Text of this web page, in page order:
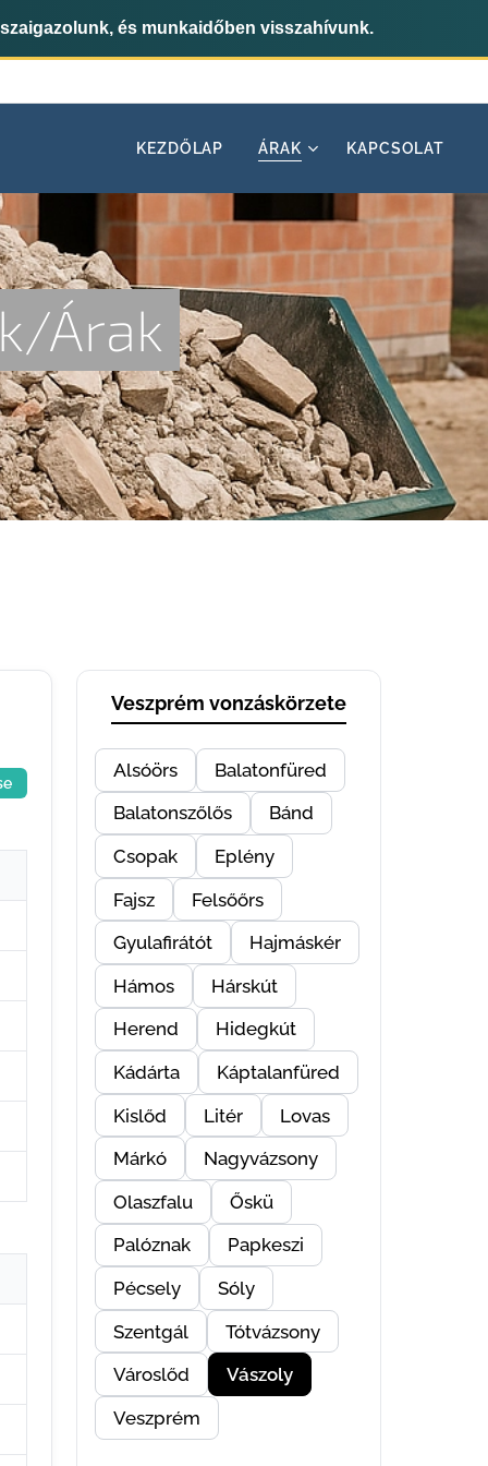
és munkaidőben visszahívunk.
KEZDŐLAP ÁRAK KAPCSOLAT
Árak
Veszprém vonzáskörzete
Alsóörs
Balatonfüred
Balatonszőlős
Bánd
Csopak
Eplény
Fajsz
Felsőőrs
Gyulafirátót
Hajmáskér
Hámos
Hárskút
Herend
Hidegkút
Kádárta
Káptalanfüred
Kislőd
Litér
Lovas
Márkó
Nagyvázsony
Olaszfalu
Őskü
Palóznak
Papkeszi
Pécsely
Sóly
Szentgál
Tótvázsony
Városlőd
Vászoly
Veszprém